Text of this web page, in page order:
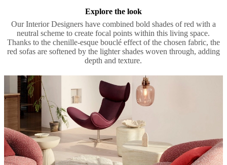
Explore the look
Our Interior Designers have combined bold shades of red with a
neutral scheme to create focal points within this living space.
Thanks to the chenille-esque bouclé effect of the chosen fabric, the
red sofas are softened by the lighter shades woven through, adding
depth and texture.